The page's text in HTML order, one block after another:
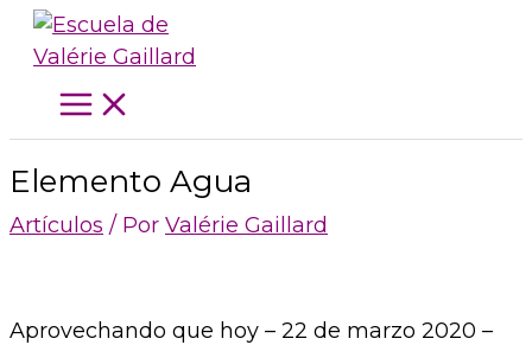
contenido
Elemento Agua
Artículos / Por Valérie Gaillard
Aprovechando que hoy – 22 de marzo 2020 –